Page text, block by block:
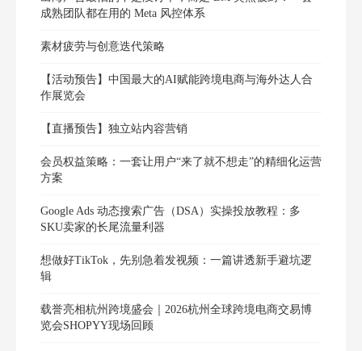
成熟团队都在用的 Meta 风控体系
素材疲劳与创意迭代策略
【活动预告】中国最大的AI赋能跨境电商与海外达人合
作展览会
【直播预告】独立站内容营销
会员权益策略：一套让用户“来了就不想走”的精细化运营
方案
Google Ads 动态搜索广告（DSA）实操投放教程：多
SKU卖家的长尾流量利器
想做好TikTok，先别急着发视频：一篇讲透新手避坑逻
辑
载誉亮相杭州跨境盛会｜2026杭州全球跨境电商交易博
览会SHOPYY现场回顾